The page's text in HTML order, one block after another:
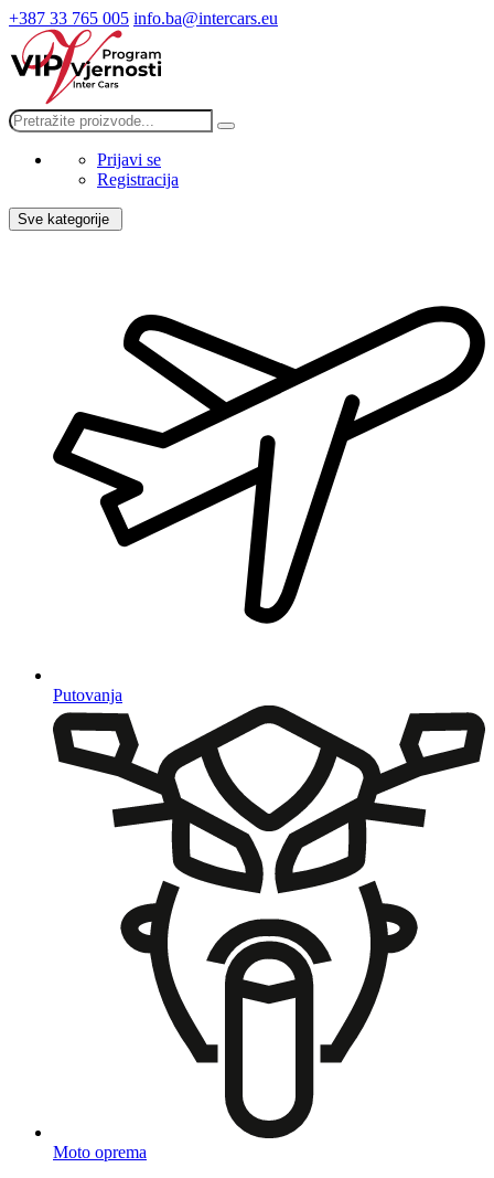
+387 33 765 005 info.ba@intercars.eu
Prijavi se
Registracija
Sve kategorije
Putovanja
Moto oprema